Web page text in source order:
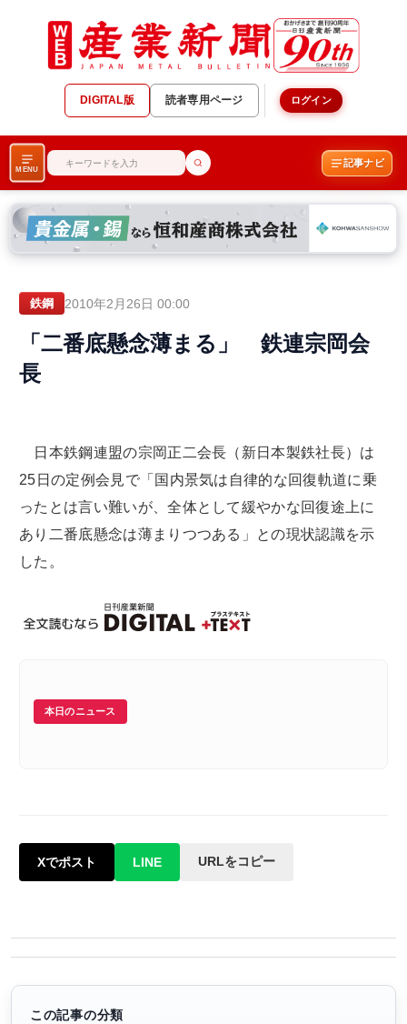
DIGITAL版 読者専用ページ ログイン
MENU
記事ナビ
鉄鋼 2010年2月26日 00:00
「二番底懸念薄まる」 鉄連宗岡会
長
日本鉄鋼連盟の宗岡正二会長（新日本製鉄社長）は
25日の定例会見で「国内景気は自律的な回復軌道に乗
ったとは言い難いが、全体として緩やかな回復途上に
あり二番底懸念は薄まりつつある」との現状認識を示
した。
本日のニュース
Xでポスト LINE URLをコピー
この記事の分類